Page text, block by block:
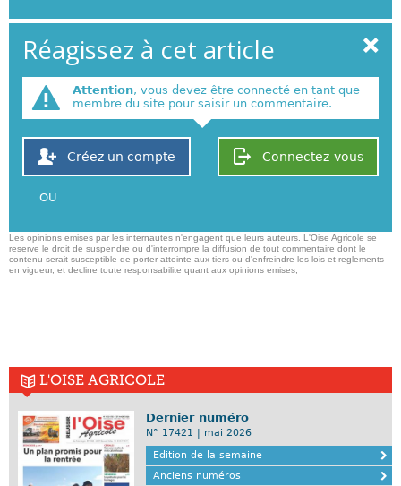
Réagissez à cet article
Attention, vous devez être connecté en tant que
membre du site pour saisir un commentaire.
Connectez-vous
Créez un compte
OU
Les opinions emises par les internautes n'engagent que leurs auteurs. L'Oise Agricole se
reserve le droit de suspendre ou d'interrompre la diffusion de tout commentaire dont le
contenu serait susceptible de porter atteinte aux tiers ou d'enfreindre les lois et reglements
en vigueur, et decline toute responsabilite quant aux opinions emises,
L'OISE AGRICOLE
Dernier numéro
N° 17421 | mai 2026
Edition de la semaine
Anciens numéros